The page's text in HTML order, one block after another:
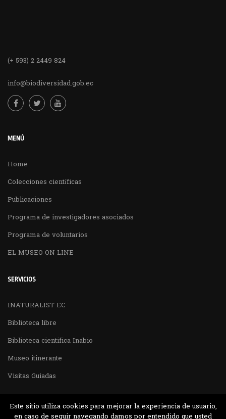
(+ 593) 2 2449 824
info@biodiversidad.gob.ec
MENÚ
Home
Colecciones científicas
Publicaciones
Programa de investigadores asociados
Programa de voluntarios
EL MUSEO ON LINE
SERVICIOS
INATURALIST EC
Biblioteca libre
Biblioteca cientifica Inabio
Museo itinerante
Visitas Guiadas
Este sitio utiliza cookies para mejorar la experiencia de usuario,
en caso de seguir navegando damos por entendido que usted